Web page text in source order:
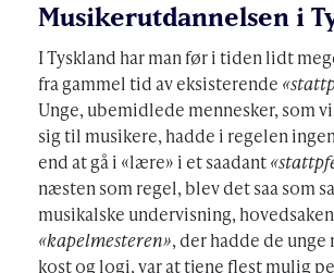
Musikerutdannelsen i
I Tyskland har man før i tiden lidt
fra gammel tid av eksisterende
Unge, ubemidlede mennesker, som
sig til musikere, hadde i regelen
end at gå i «lære» i et saadant
næsten som regel, blev det saa som
musikalske undervisning,
«kapelmesteren», der hadde de unge
kost og logi, var at tjene flest mulig